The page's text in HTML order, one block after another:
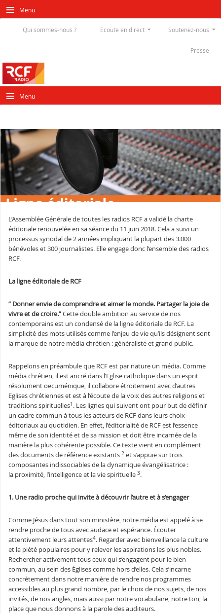
Menu
Soutenez-nous
Ecoute en direct
Qui sommes-nous ?
Presse
Menu
L’Assemblée Générale de toutes les radios RCF a validé la charte
éditoriale renouvelée en sa séance du 11 juin 2018. Cela a suivi un
processus synodal de 2 années impliquant la plupart des 3.000
bénévoles et 300 journalistes. Elle engage donc l’ensemble des radios
RCF.
La ligne éditoriale de RCF
“ Donner envie de comprendre et aimer le monde. Partager la joie de
vivre et de croire.”Cette double ambition au service de nos
contemporains est un condensé de la ligne éditoriale de RCF. La
simplicité des mots utilisés comme l’enjeu de vie qu’ils désignent sont
la marque de notre média chrétien : généraliste et grand public.
Rappelons en préambule que RCF est par nature un média. Comme
média chrétien, il est ancré dans l’Eglise catholique dans un esprit
résolument oecuménique, il collabore étroitement avec d’autres
Eglises chrétiennes et est à l’écoute de la voix des autres religions et
traditions spirituelles1 . Les lignes qui suivent ont pour but de définir
un cadre commun à tous les acteurs de RCF dans leurs choix
éditoriaux au quotidien. En effet, l’éditorialité de RCF est l’essence
même de son identité et de sa mission et doit être incarnée de la
manière la plus cohérente possible. Ce texte vient en complément
des documents de référence existants 2 et s’appuie sur trois
composantes indissociables de la dynamique évangélisatrice :
la proximité, l’intelligence et la vie spirituelle 3.
1. Une radio proche qui invite à découvrir l’autre et à s’engager
Comme Jésus dans tout son ministère, notre média est appelé à se
rendre proche de tous avec audace et espérance. Écouter
attentivement leurs attentes4. Regarder avec bienveillance la culture
et la piété populaires pour y relever les aspirations les plus nobles.
Rechercher activement tous ceux qui s’engagent pour le bien
commun, au sein des Églises comme hors d’elles. Cela s’incarne
concrètement dans notre manière de rendre nos programmes
accessibles au plus grand nombre, par le choix de nos sujets, de nos
invités, de nos angles, mais aussi par notre vocabulaire, notre ton, la
place que nous donnons à la parole des auditeurs.